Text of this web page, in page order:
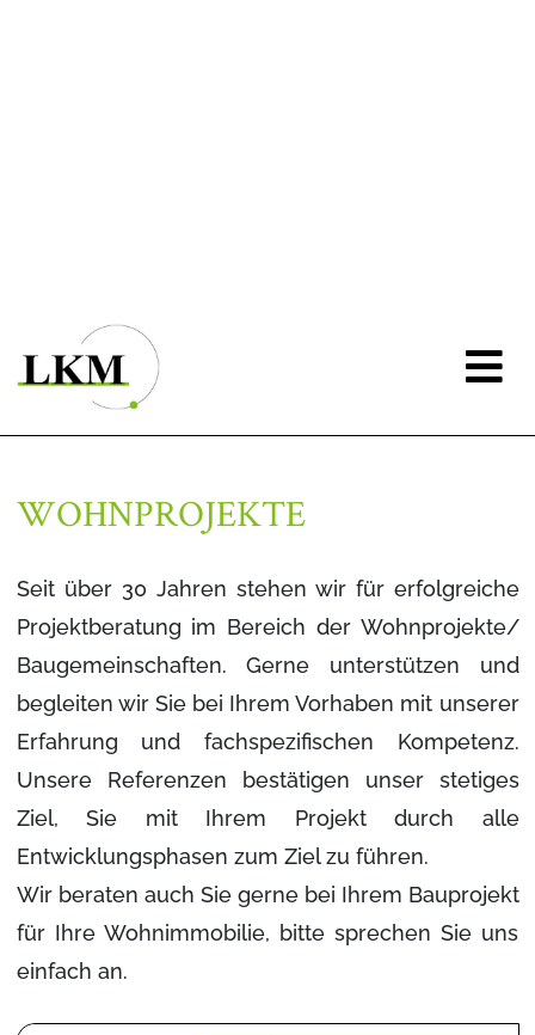
WOHNPROJEKTE
Seit über 30 Jahren stehen wir für erfolgreiche
Projektberatung im Bereich der Wohnprojekte/
Baugemeinschaften. Gerne unterstützen und
begleiten wir Sie bei Ihrem Vorhaben mit unserer
Erfahrung und fachspezifischen Kompetenz.
Unsere Referenzen bestätigen unser stetiges
Ziel, Sie mit Ihrem Projekt durch alle
Entwicklungsphasen zum Ziel zu führen.
Wir beraten auch Sie gerne bei Ihrem Bauprojekt
für Ihre Wohnimmobilie, bitte sprechen Sie uns
einfach an.